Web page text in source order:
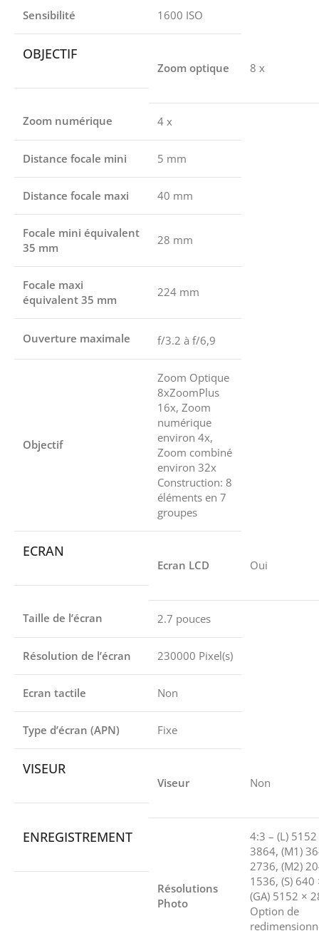
Sensibilité 1600 ISO
OBJECTIF
Zoom optique 8 x
Zoom numérique 4 x
Distance focale mini 5 mm
Distance focale maxi 40 mm
Focale mini équivalent
35 mm
28 mm
Focale maxi
équivalent 35 mm
224 mm
Ouverture maximale f/3.2 à f/6,9
Objectif
Zoom Optique
8xZoomPlus
16x, Zoom
numérique
environ 4x,
Zoom combiné
environ 32x
Construction: 8
éléments en 7
groupes
ECRAN
Ecran LCD Oui
Taille de l’écran 2.7 pouces
Résolution de l’écran 230000 Pixel(s)
Ecran tactile Non
Type d’écran (APN) Fixe
VISEUR
Viseur Non
ENREGISTREMENT
Résolutions
Photo
4:3 – (L)
3864, (M1)
2736, (M2)
1536, (S) 640
(GA) 5152 ×
Option de